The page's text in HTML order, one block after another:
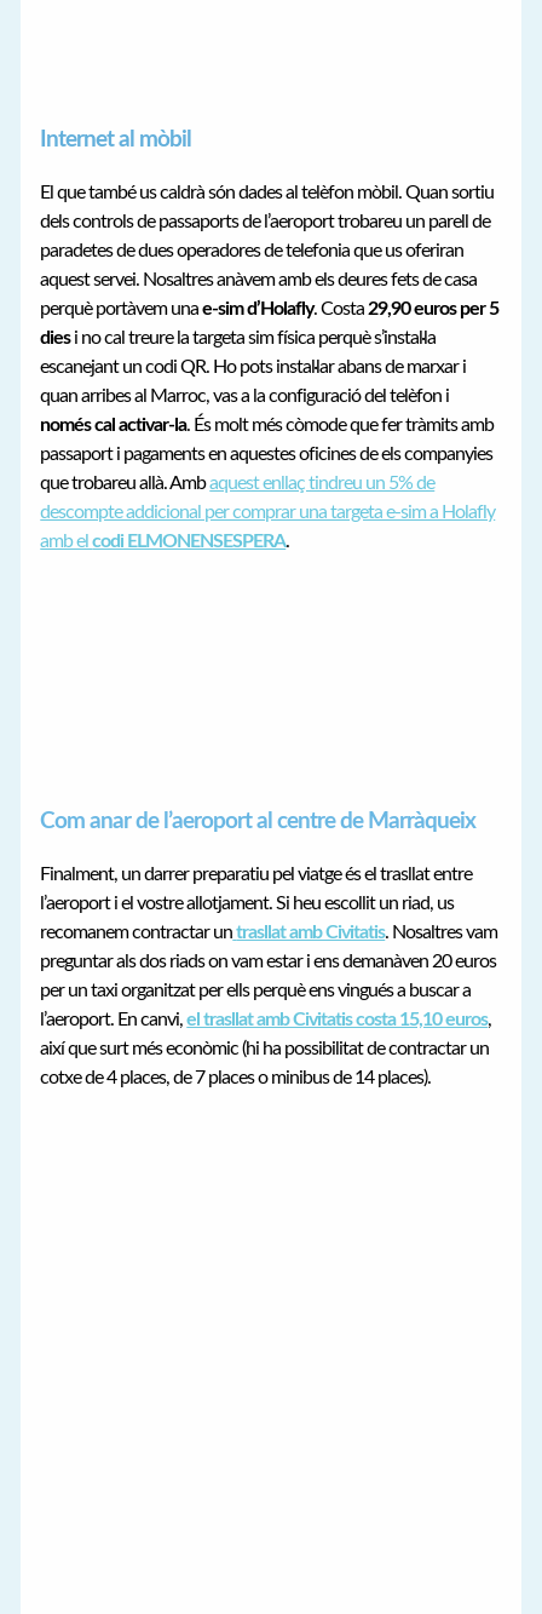
Internet al mòbil
El que també us caldrà són dades al telèfon mòbil. Quan sortiu
dels controls de passaports de l’aeroport trobareu un parell de
paradetes de dues operadores de telefonia que us oferiran
aquest servei. Nosaltres anàvem amb els deures fets de casa
perquè portàvem unae-sim d’Holafly. Costa29,90 euros per 5
diesi no cal treure la targeta sim física perquè s’instal·la
escanejant un codi QR. Ho pots instal·lar abans de marxar i
quan arribes al Marroc, vas a la configuració del telèfon i
només cal activar-la. És molt més còmode que fer tràmits amb
passaport i pagaments en aquestes oficines de els companyies
que trobareu allà. Ambaquest enllaç tindreu un 5% de
descompte addicional per comprar una targeta e-sim a Holafly
amb elcodi ELMONENSESPERA.
Com anar de l’aeroport al centre de Marràqueix
Finalment, un darrer preparatiu pel viatge és el trasllat entre
l’aeroport i el vostre allotjament. Si heu escollit un riad, us
recomanem contractar un trasllat amb Civitatis. Nosaltres vam
preguntar als dos riads on vam estar i ens demanàven 20 euros
per un taxi organitzat per ells perquè ens vingués a buscar a
l’aeroport. En canvi,el trasllat amb Civitatis costa 15,10 euros,
així que surt més econòmic (hi ha possibilitat de contractar un
cotxe de 4 places, de 7 places o minibus de 14 places).